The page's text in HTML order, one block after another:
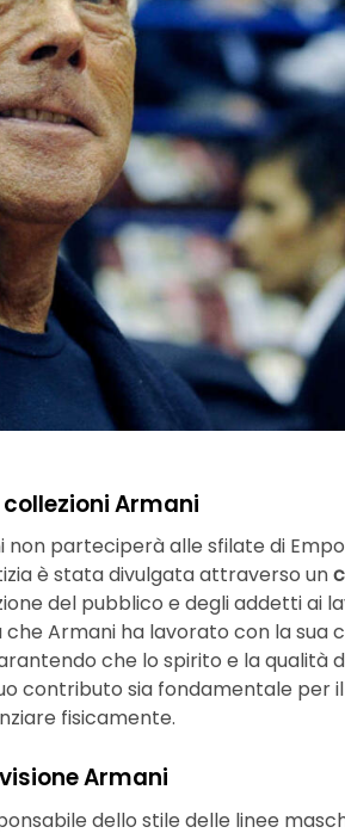
Armani
parteciperà alle sfilate di
è stata divulgata attraverso un
del pubblico e degli addetti ai
Armani ha lavorato con la sua
che lo spirito e la qualità
contributo sia fondamentale per
fisicamente.
Armani
dello stile delle linee